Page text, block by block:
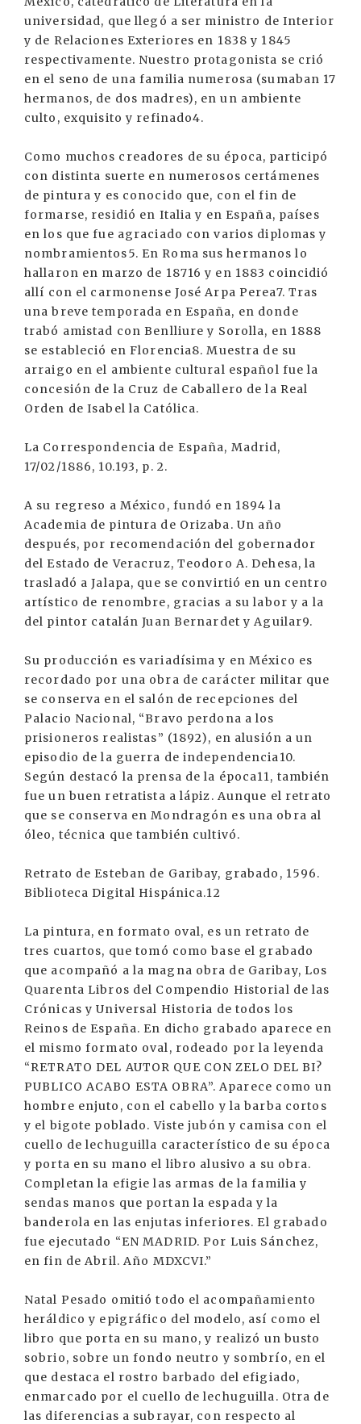
universidad, que llegó a ser ministro de Interior
y de Relaciones Exteriores en 1838 y 1845
respectivamente. Nuestro protagonista se crió
en el seno de una familia numerosa (sumaban 17
hermanos, de dos madres), en un ambiente
culto, exquisito y refinado4.
Como muchos creadores de su época, participó
con distinta suerte en numerosos certámenes
de pintura y es conocido que, con el fin de
formarse, residió en Italia y en España, países
en los que fue agraciado con varios diplomas y
nombramientos5. En Roma sus hermanos lo
hallaron en marzo de 18716 y en 1883 coincidió
allí con el carmonense José Arpa Perea7. Tras
una breve temporada en España, en donde
trabó amistad con Benlliure y Sorolla, en 1888
se estableció en Florencia8. Muestra de su
arraigo en el ambiente cultural español fue la
concesión de la Cruz de Caballero de la Real
Orden de Isabel la Católica.
La Correspondencia de España, Madrid,
17/02/1886, 10.193, p. 2.
A su regreso a México, fundó en 1894 la
Academia de pintura de Orizaba. Un año
después, por recomendación del gobernador
del Estado de Veracruz, Teodoro A. Dehesa, la
trasladó a Jalapa, que se convirtió en un centro
artístico de renombre, gracias a su labor y a la
del pintor catalán Juan Bernardet y Aguilar9.
Su producción es variadísima y en México es
recordado por una obra de carácter militar que
se conserva en el salón de recepciones del
Palacio Nacional, “Bravo perdona a los
prisioneros realistas” (1892), en alusión a un
episodio de la guerra de independencia10.
Según destacó la prensa de la época11, también
fue un buen retratista a lápiz. Aunque el retrato
que se conserva en Mondragón es una obra al
óleo, técnica que también cultivó.
Retrato de Esteban de Garibay, grabado, 1596.
Biblioteca Digital Hispánica.12
La pintura, en formato oval, es un retrato de
tres cuartos, que tomó como base el grabado
que acompañó a la magna obra de Garibay, Los
Quarenta Libros del Compendio Historial de las
Crónicas y Universal Historia de todos los
Reinos de España. En dicho grabado aparece en
el mismo formato oval, rodeado por la leyenda
“RETRATO DEL AUTOR QUE CON ZELO DEL BI?
PUBLICO ACABO ESTA OBRA”. Aparece como un
hombre enjuto, con el cabello y la barba cortos
y el bigote poblado. Viste jubón y camisa con el
cuello de lechuguilla característico de su época
y porta en su mano el libro alusivo a su obra.
Completan la efigie las armas de la familia y
sendas manos que portan la espada y la
banderola en las enjutas inferiores. El grabado
fue ejecutado “EN MADRID. Por Luis Sánchez,
en fin de Abril. Año MDXCVI.”
Natal Pesado omitió todo el acompañamiento
heráldico y epigráfico del modelo, así como el
libro que porta en su mano, y realizó un busto
sobrio, sobre un fondo neutro y sombrío, en el
que destaca el rostro barbado del efigiado,
enmarcado por el cuello de lechuguilla. Otra de
las diferencias a subrayar, con respecto al